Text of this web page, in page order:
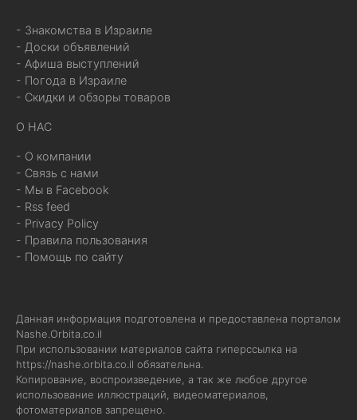
- Знакомства в Израиле
- Доски объявлений
- Афиша выступлений
- Погода в Израиле
- Скидки и обзоры товаров
О НАС
- О компании
- Связь с нами
- Мы в Facebook
- Rss feed
- Privacy Policy
- Правила пользования
- Помощь по сайту
Данная информация подготовлена и предоставлена порталом
Nashe.Orbita.co.il
При использовании материалов сайта гиперссылка на
https://nashe.orbita.co.il обязательна.
Копирование, воспроизведение, а так же любое другое
использование иллюстраций, видеоматериалов,
фотоматериалов запрещено.